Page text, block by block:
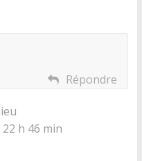
Répondre
h 46 min